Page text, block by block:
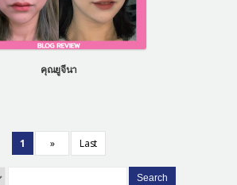
คุณยูจีนา
1 » Last
Search